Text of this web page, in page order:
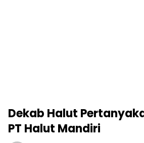
Dekab Halut
PT Halut Mandiri